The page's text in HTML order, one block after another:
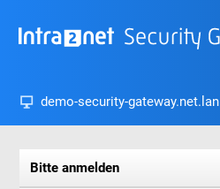
demo-security-gateway.net.lan
Bitte anmelden